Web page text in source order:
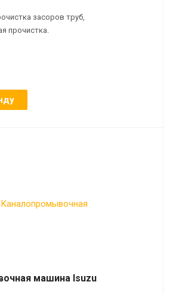
засоров труб,
прочистка.
машина Isuzu